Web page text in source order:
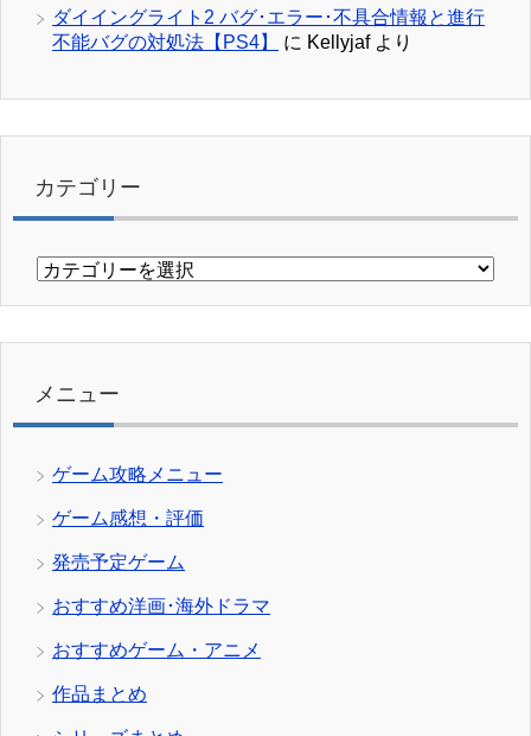
ダイイングライト2 バグ･エラー･不具合情報と進行
不能バグの対処法【PS4】
に Kellyjafより
カテゴリー
カ
リ
メニュー
ゲーム攻略メニュー
ゲーム感想・評価
発売予定ゲーム
おすすめ洋画･海外ドラマ
おすすめゲーム・アニメ
作品まとめ